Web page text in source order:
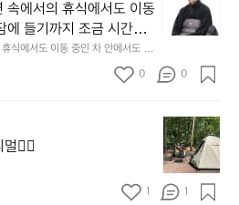
속에서의 휴식에서도 이동
에 들기까지 조금 시간이
럴 때는 차분하게 눈을 가
용히 내리듯이.  Polarte
를 포근히 감싸줍니다.
만으로 그곳은 나만의 밤
.
식에서도 이동 중인 차 안에서도  누
순간이 있습니다.  그럴 때는 차분하
조용히 내리듯이.  Polartec® Wind
내
던
방
도
자
연
속
에
0 0
👌🏼
첫
모
토
솔
캠
1 1